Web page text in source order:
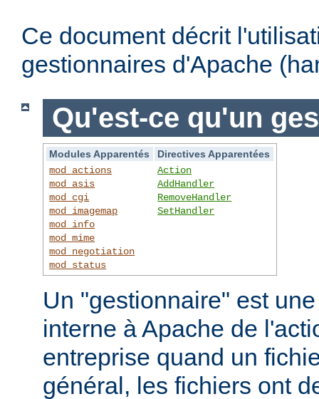
Ce document décrit
gestionnaires d'Apache
Qu'est-ce qu'un
Modules Apparentés
Directives Apparentées
mod_actions
mod_asis
mod_cgi
mod_imagemap
mod_info
mod_mime
mod_negotiation
mod_status
Action
AddHandler
RemoveHandler
SetHandler
Un "gestionnaire" est
interne à Apache de
entreprise quand un
général, les fichiers ont